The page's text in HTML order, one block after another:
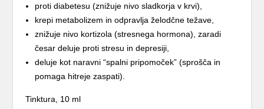
proti diabetesu (znižuje nivo sladkorja v krvi),
krepi metabolizem in odpravlja želodčne težave,
znižuje nivo kortizola (stresnega hormona), zaradi
česar deluje proti stresu in depresiji,
deluje kot naravni “spalni pripomoček” (sprošča in
pomaga hitreje zaspati).
Tinktura, 10 ml